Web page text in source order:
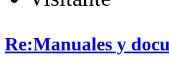
Re:Manuales y